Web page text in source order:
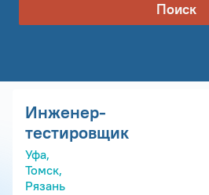
Поиск
Инженер-
тестировщик
Уфа,
Томск,
Рязань